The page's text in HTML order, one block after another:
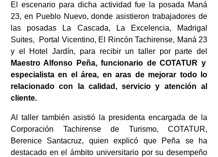
El escenario para dicha actividad fue la posada Maná
23, en Pueblo Nuevo, donde asistieron trabajadores de
las posadas La Cascada, La Excelencia, Madrigal
Suites, Portal Vicentino, El Rincón Tachirense, Maná 23
y el Hotel Jardín, para recibir un taller por parte del
Maestro Alfonso Peña, funcionario de COTATUR y
especialista en el área, en aras de mejorar todo lo
relacionado con la calidad, servicio y atención al
cliente.
Al taller también asistió la presidenta encargada de la
Corporación Tachirense de Turismo, COTATUR,
Berenice Santacruz, quien explicó que Peña se ha
destacado en el ámbito universitario por su desempeño